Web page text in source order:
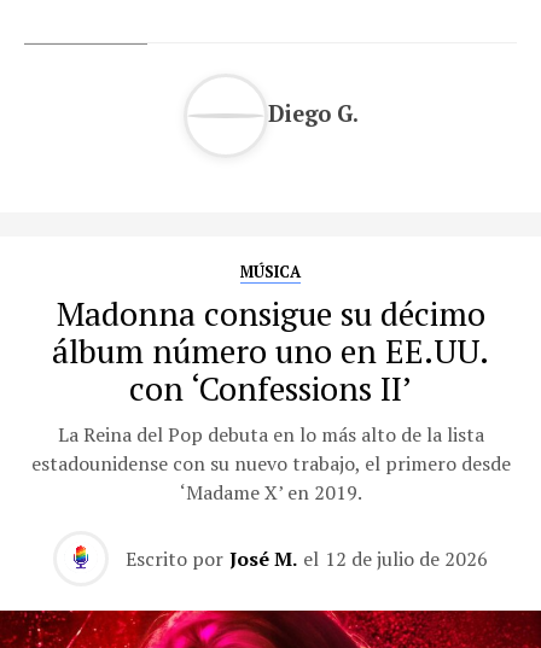
Diego G.
MÚSICA
Madonna consigue su décimo
álbum número uno en EE.UU.
con ‘Confessions II’
La Reina del Pop debuta en lo más alto de la lista
estadounidense con su nuevo trabajo, el primero desde
‘Madame X’ en 2019.
Escrito por José M. el 12 de julio de 2026